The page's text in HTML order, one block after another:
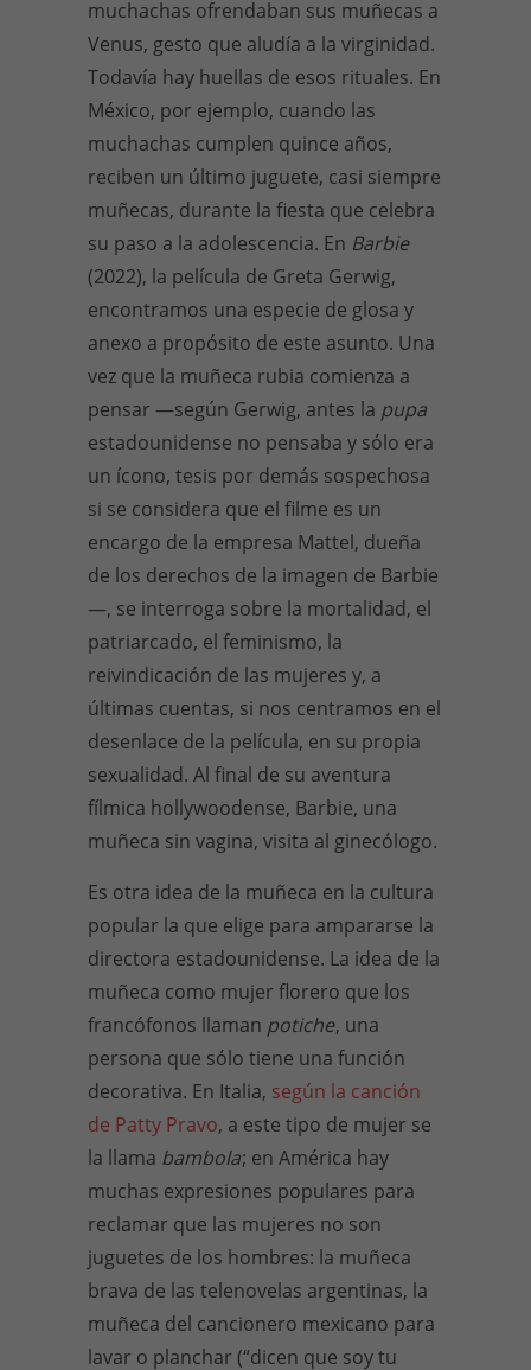
muchachas ofrendaban sus muñecas a
Venus, gesto que aludía a la virginidad.
Todavía hay huellas de esos rituales. En
México, por ejemplo, cuando las
muchachas cumplen quince años,
reciben un último juguete, casi siempre
muñecas, durante la fiesta que celebra
su paso a la adolescencia. En Barbie
(2022), la película de Greta Gerwig,
encontramos una especie de glosa y
anexo a propósito de este asunto. Una
vez que la muñeca rubia comienza a
pensar —según Gerwig, antes la pupa
estadounidense no pensaba y sólo era
un ícono, tesis por demás sospechosa
si se considera que el filme es un
encargo de la empresa Mattel, dueña
de los derechos de la imagen de Barbie
—, se interroga sobre la mortalidad, el
patriarcado, el feminismo, la
reivindicación de las mujeres y, a
últimas cuentas, si nos centramos en el
desenlace de la película, en su propia
sexualidad. Al final de su aventura
fílmica hollywoodense, Barbie, una
muñeca sin vagina, visita al ginecólogo.
Es otra idea de la muñeca en la cultura
popular la que elige para ampararse la
directora estadounidense. La idea de la
muñeca como mujer florero que los
francófonos llaman potiche, una
persona que sólo tiene una función
decorativa. En Italia, según la canción
de Patty Pravo, a este tipo de mujer se
la llama bambola; en América hay
muchas expresiones populares para
reclamar que las mujeres no son
juguetes de los hombres: la muñeca
brava de las telenovelas argentinas, la
muñeca del cancionero mexicano para
lavar o planchar (“dicen que soy tu